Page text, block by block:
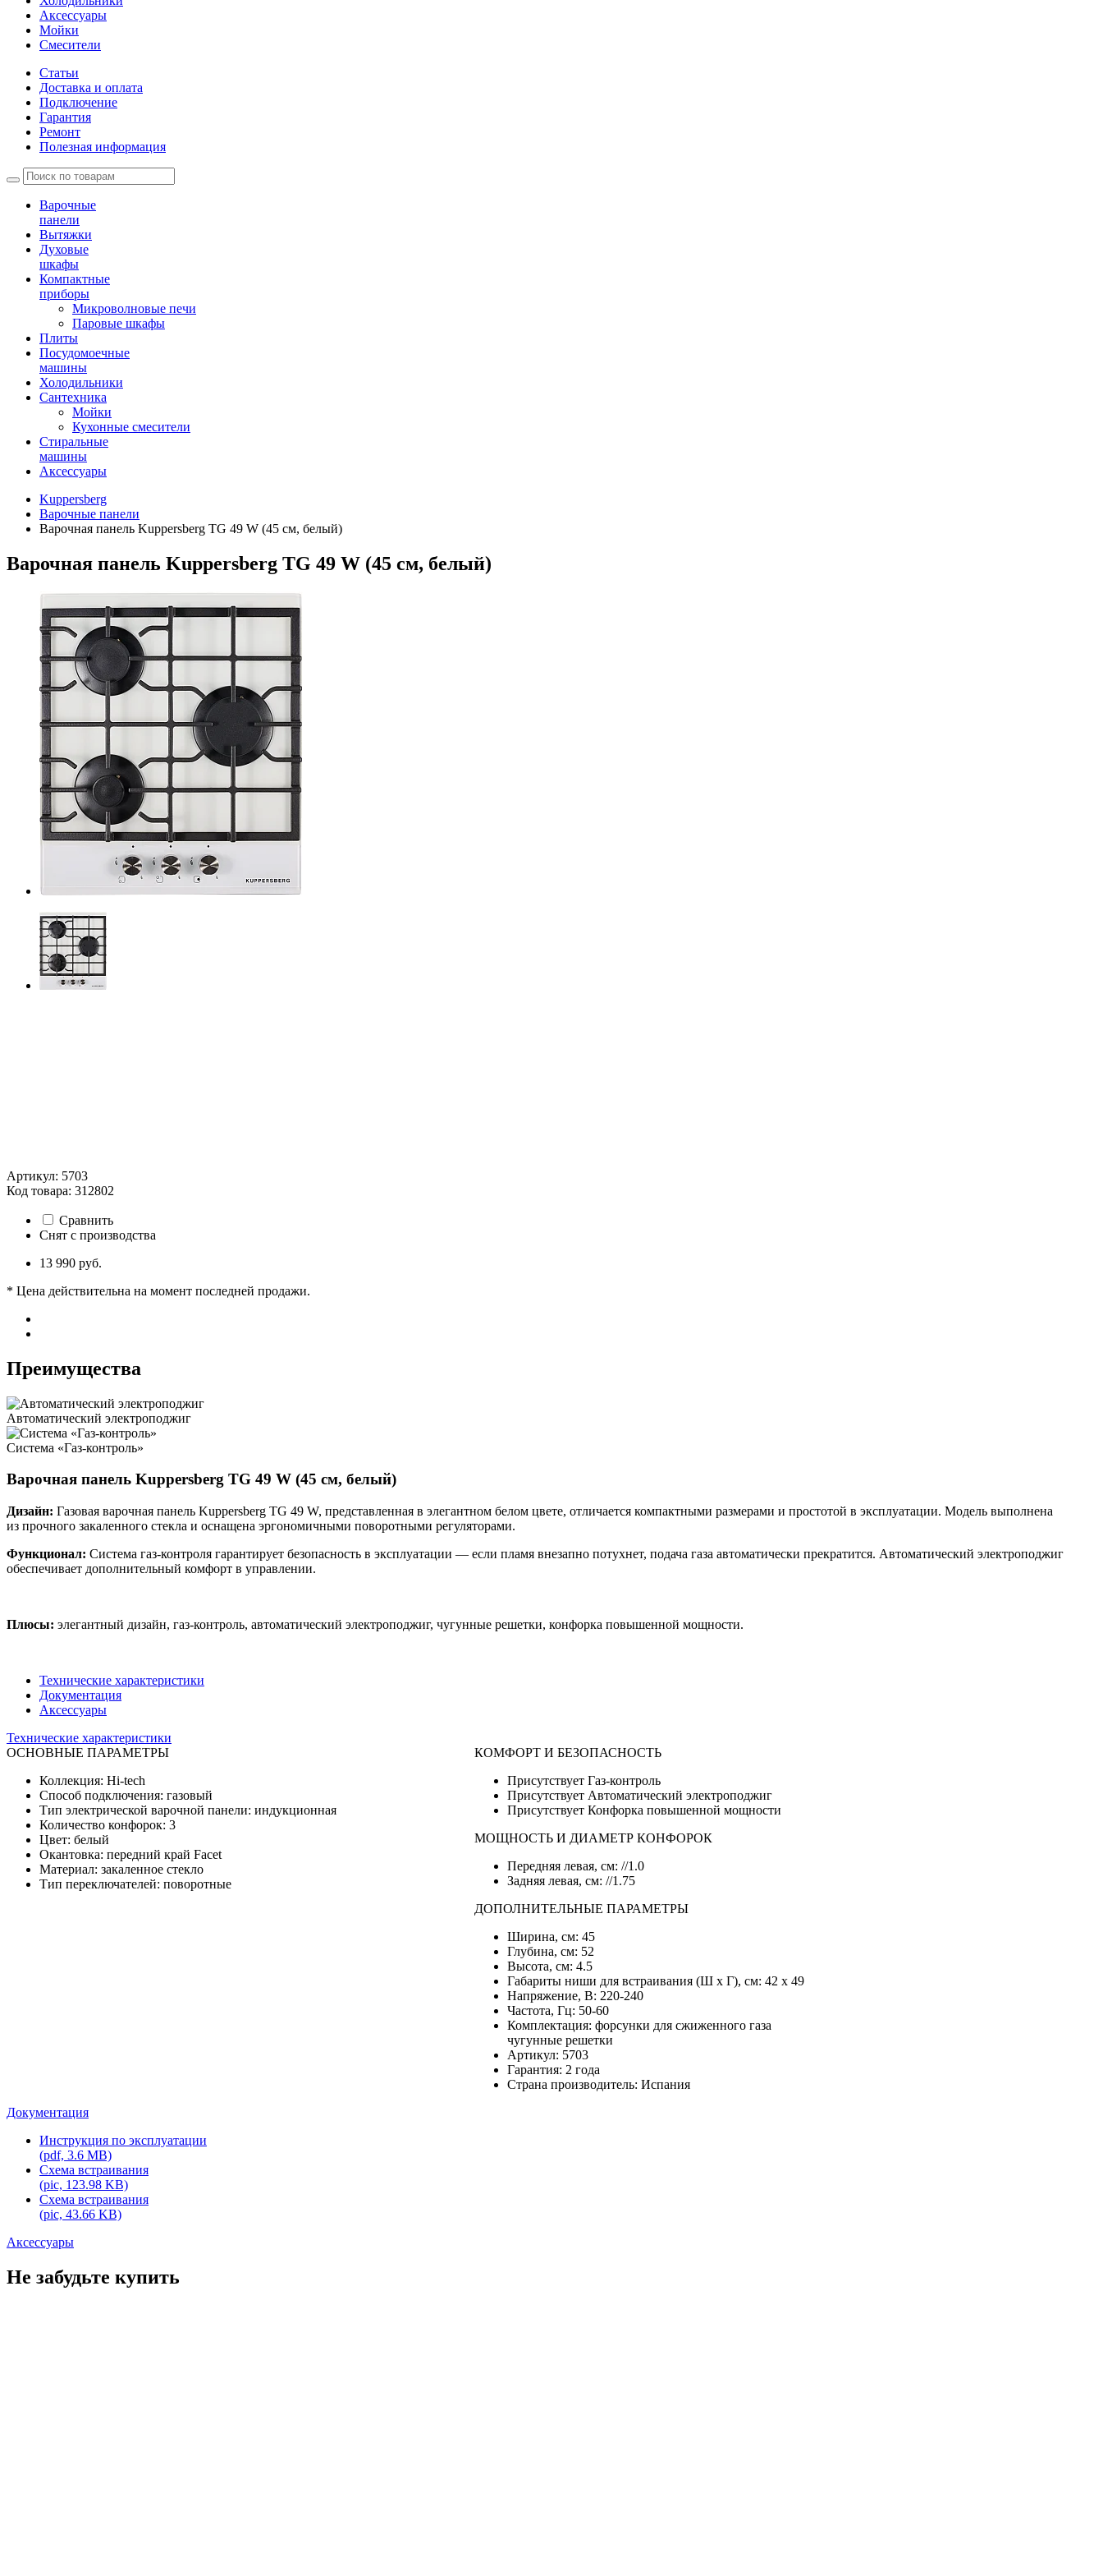
Аксессуары
Мойки
Cмесители
Статьи
Доставка и оплата
Подключение
Гарантия
Ремонт
Полезная информация
Варочные
панели
Вытяжки
Духовые
шкафы
Компактные
приборы
Микроволновые печи
Паровые шкафы
Плиты
Посудомоечные
машины
Холодильники
Сантехника
Мойки
Кухонные смесители
Стиральные
машины
Аксессуары
Kuppersberg
Варочные панели
Варочная панель Kuppersberg TG 49 W (45 см, белый)
Варочная панель Kuppersberg TG 49 W (45 см, белый)
Артикул: 5703
Код товара: 312802
Сравнить
Снят с производства
13 990 руб.
* Цена действительна на момент последней продажи.
Преимущества
Автоматический электроподжиг
Система «Газ-контроль»
Варочная панель Kuppersberg TG 49 W (45 см, белый)
Дизайн: Газовая варочная панель Kuppersberg TG 49 W, представленная в элегантном белом цвете, отличается компактными размерами и простотой в эксплуатации. Модель выполнена
из прочного закаленного стекла и оснащена эргономичными поворотными регуляторами.
Функционал: Система газ-контроля гарантирует безопасность в эксплуатации — если пламя внезапно потухнет, подача газа автоматически прекратится. Автоматический электроподжиг
обеспечивает дополнительный комфорт в управлении.
Плюсы: элегантный дизайн, газ-контроль, автоматический электроподжиг, чугунные решетки, конфорка повышенной мощности.
Технические характеристики
Документация
Аксессуары
Технические характеристики
ОСНОВНЫЕ ПАРАМЕТРЫ
Коллекция: Hi-tech
Способ подключения: газовый
Тип электрической варочной панели: индукционная
Количество конфорок: 3
Цвет: белый
Окантовка: передний край Facet
Материал: закаленное стекло
Тип переключателей: поворотные
КОМФОРТ И БЕЗОПАСНОСТЬ
Присутствует Газ-контроль
Присутствует Автоматический электроподжиг
Присутствует Конфорка повышенной мощности
МОЩНОСТЬ И ДИАМЕТР КОНФОРОК
Передняя левая, см: //1.0
Задняя левая, см: //1.75
ДОПОЛНИТЕЛЬНЫЕ ПАРАМЕТРЫ
Ширина, см: 45
Глубина, см: 52
Высота, см: 4.5
Габариты ниши для встраивания (Ш х Г), см: 42 х 49
Напряжение, В: 220-240
Частота, Гц: 50-60
Комплектация: форсунки для сжиженного газа
чугунные решетки
Артикул: 5703
Гарантия: 2 года
Страна производитель: Испания
Документация
Инструкция по эксплуатации
(pdf, 3.6 MB)
Схема встраивания
(pic, 123.98 KB)
Схема встраивания
(pic, 43.66 KB)
Аксессуары
Не забудьте купить